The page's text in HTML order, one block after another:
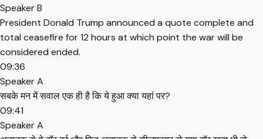
Speaker B
President Donald Trump announced a quote complete and
total ceasefire for 12 hours at which point the war will be
considered ended.
09:36
Speaker A
सबके मन में सवाल एक ही है कि ये हुआ क्या यहां पर?
09:41
Speaker A